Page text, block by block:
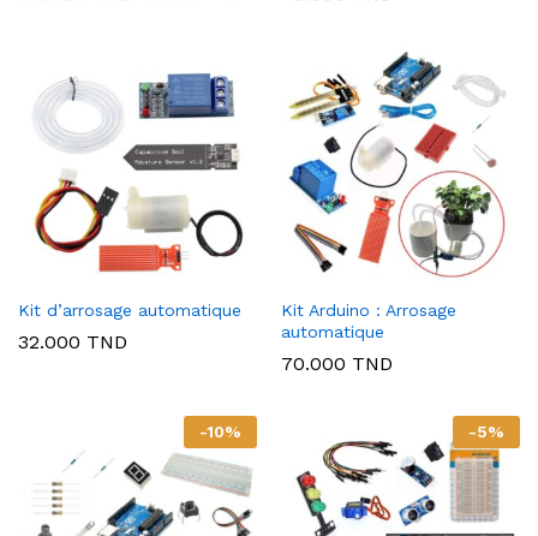
Kit d’arrosage automatique
32.000 TND
Kit Arduino : Arrosage
automatique
70.000 TND
-10% -5%